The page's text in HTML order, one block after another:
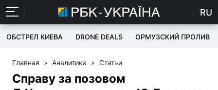
RU
ОБСТРЕЛ КИЕВА DRONE DEALS ОРМУЗСКИЙ ПРОЛИВ
Главная » Аналитика » Статьи
Справу за позовом